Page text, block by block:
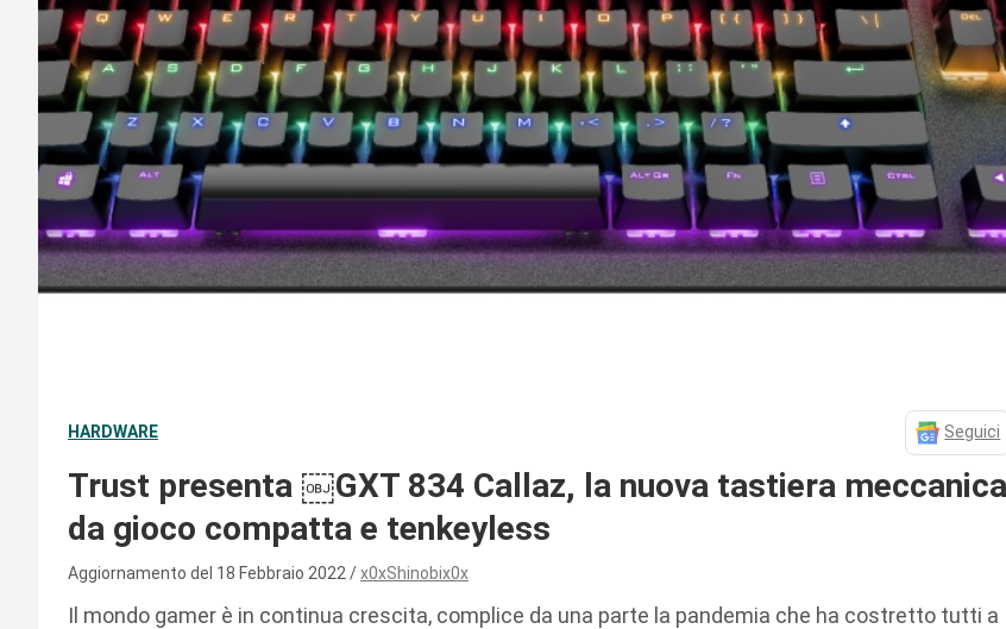
HARDWARE Seguici
Trust presenta ￼GXT 834 Callaz, la nuova tastiera meccanica
da gioco compatta e tenkeyless
Aggiornamento del 18 Febbraio 2022 x0xShinobix0x
Il mondo gamer è in continua crescita, complice da una parte la pandemia che ha costretto tutti a